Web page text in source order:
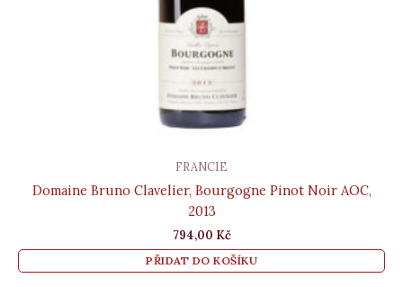
FRANCIE
Domaine Bruno Clavelier, Bourgogne Pinot Noir AOC,
2013
794,00 Kč
PŘIDAT DO KOŠÍKU